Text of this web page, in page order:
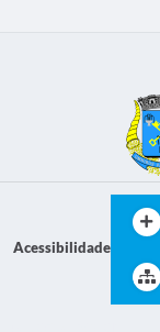
Acessibilidade